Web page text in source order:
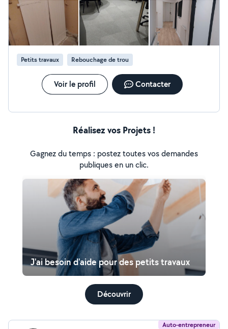
réactif à toute demande et vous assure un travail
propre et soigné.
Petits travaux Rebouchage de trou
Voir le profil Contacter
Réalisez vos Projets !
Gagnez du temps : postez toutes vos demandes
publiques en un clic.
J'ai besoin d'aide pour des petits travaux
Découvrir
Auto-entrepreneur